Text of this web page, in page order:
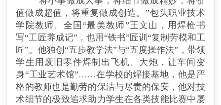
值做成超值，将重复做成创造。”包头职业技术
学院教师、全国“最美教师”王文山，用焊枪书
写“工匠养成记”，也用“铁书”匠训“复制劳模和工
匠”。他独创“五步教学法”与“五度操作法”，带领
学生用废旧零件焊制出飞机、大炮，让车间变
身“工业艺术馆”……在学校的焊接基地，他是严
格的教师也是勤劳的保洁与尽责的保安，他对技
术细节的极致追求助力学生在各类技能比赛中屡